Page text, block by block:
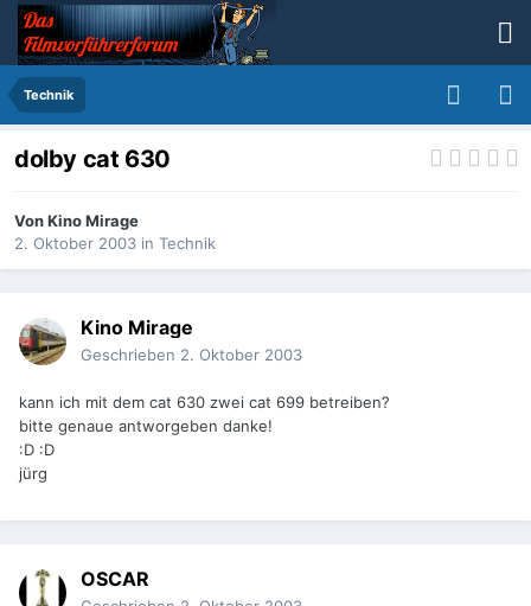
Technik
dolby cat 630
VonKino Mirage
2. Oktober 2003 in Technik
Kino Mirage
Geschrieben 2. Oktober 2003
kann ich mit dem cat 630 zwei cat 699 betreiben?
bitte genaue antworgeben danke!
:D :D
jürg
OSCAR